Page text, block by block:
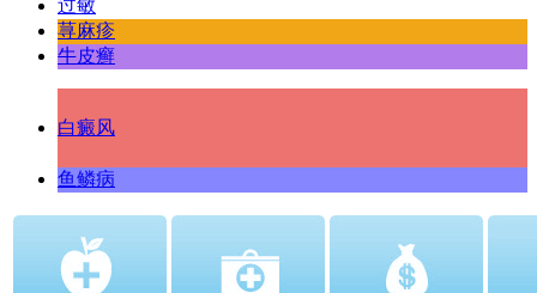
过敏
荨麻疹
牛皮癣
白癜风
鱼鳞病